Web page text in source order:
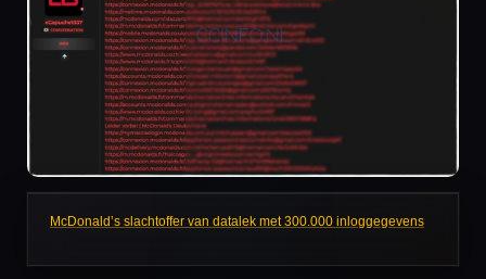
McDonald’s slachtoffer van datalek met 300.000 inloggegevens